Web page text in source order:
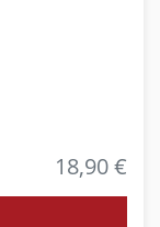
18,90 €